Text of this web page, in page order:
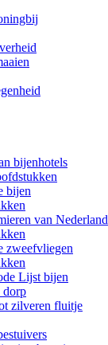
bijenhotels
bijen
van Nederland
zweefvliegen
Lijst bijen
dorp
zilveren fluitje